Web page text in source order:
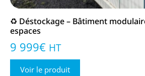
♻️ Déstockage – Bâtiment
espaces
9 999€ HT
Voir le produit